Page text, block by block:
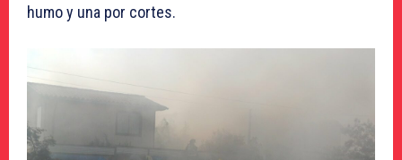
humo y una por cortes.